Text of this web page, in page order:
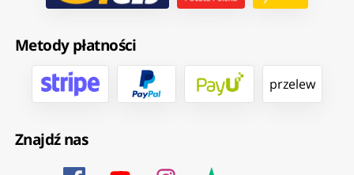
Metody płatności
przelew
Znajdź nas